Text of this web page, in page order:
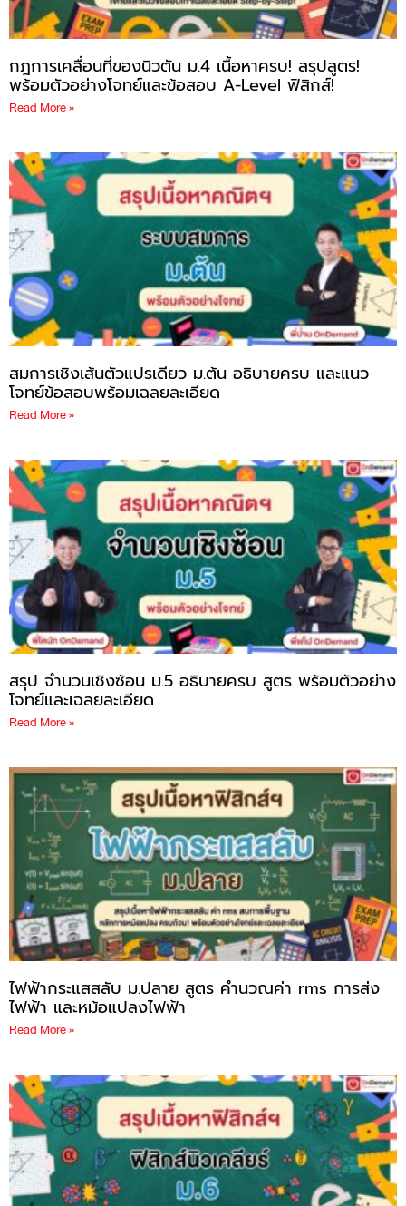
กฎการเคลื่อนที่ของนิวตัน ม.4 เนื้อหาครบ! สรุปสูตร!
พร้อมตัวอย่างโจทย์และข้อสอบ A-Level ฟิสิกส์!
Read More »
สมการเชิงเส้นตัวแปรเดียว ม.ต้น อธิบายครบ และแนว
โจทย์ข้อสอบพร้อมเฉลยละเอียด
Read More »
สรุป จำนวนเชิงซ้อน ม.5 อธิบายครบ สูตร พร้อมตัวอย่าง
โจทย์และเฉลยละเอียด
Read More »
ไฟฟ้ากระแสสลับ ม.ปลาย สูตร คำนวณค่า rms การส่ง
ไฟฟ้า และหม้อแปลงไฟฟ้า
Read More »